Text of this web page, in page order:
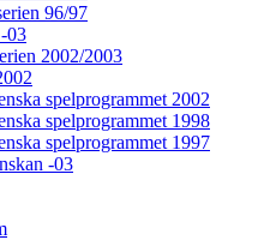
96/97
03
2002/2003
spelprogrammet 2002
spelprogrammet 1998
spelprogrammet 1997
-03